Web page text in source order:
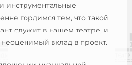
инструментальные
гордимся тем, что такой
служит в нашем театре, и
неоценимый вклад в проект.